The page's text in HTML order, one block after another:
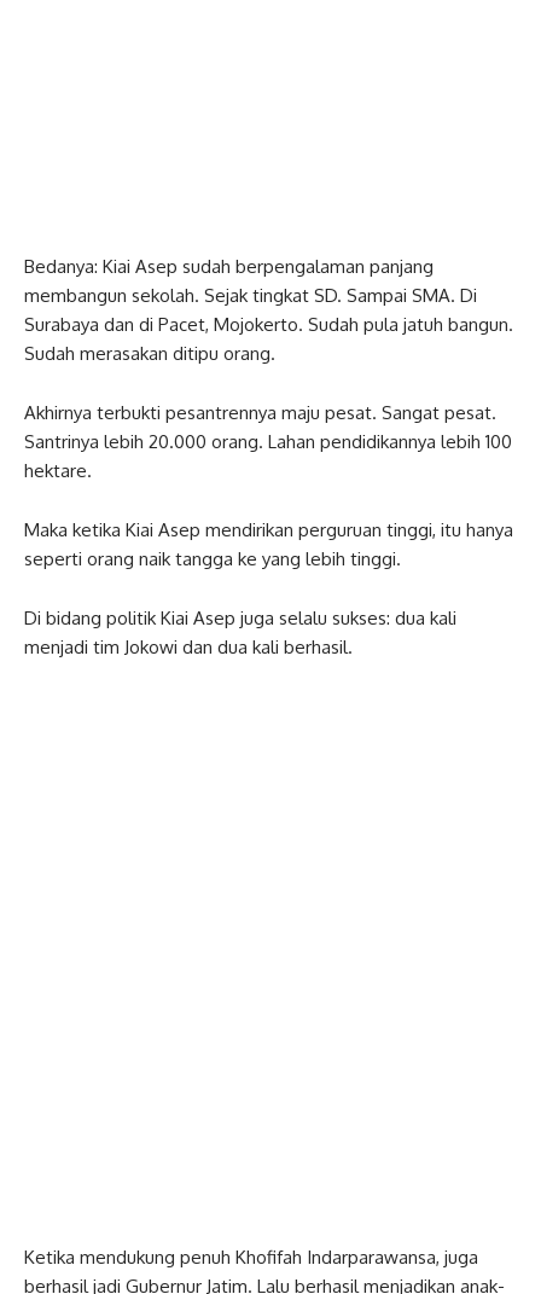
Bedanya: Kiai Asep sudah berpengalaman panjang
membangun sekolah. Sejak tingkat SD. Sampai SMA. Di
Surabaya dan di Pacet, Mojokerto. Sudah pula jatuh bangun.
Sudah merasakan ditipu orang.
Akhirnya terbukti pesantrennya maju pesat. Sangat pesat.
Santrinya lebih 20.000 orang. Lahan pendidikannya lebih 100
hektare.
Maka ketika Kiai Asep mendirikan perguruan tinggi, itu hanya
seperti orang naik tangga ke yang lebih tinggi.
Di bidang politik Kiai Asep juga selalu sukses: dua kali
menjadi tim Jokowi dan dua kali berhasil.
Ketika mendukung penuh Khofifah Indarparawansa, juga
berhasil jadi Gubernur Jatim. Lalu berhasil menjadikan anak-